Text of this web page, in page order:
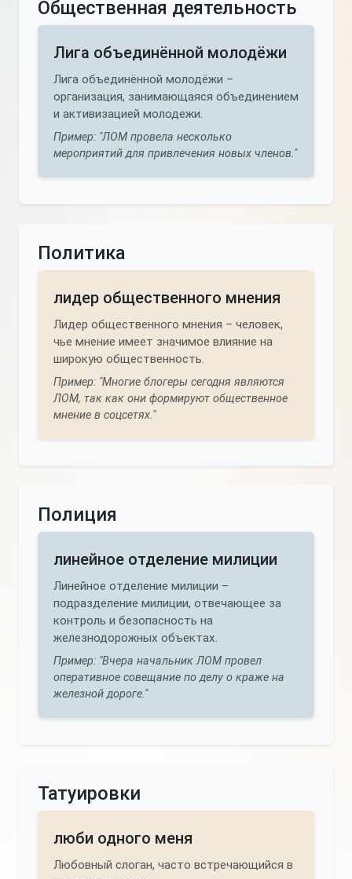
Общественная деятельность
Лига объединённой молодёжи
Лига объединённой молодёжи –
организация, занимающаяся объединением
и активизацией молодежи.
Пример: "ЛОМ провела несколько
мероприятий для привлечения новых членов."
Политика
лидер общественного мнения
Лидер общественного мнения – человек,
чье мнение имеет значимое влияние на
широкую общественность.
Пример: "Многие блогеры сегодня являются
ЛОМ, так как они формируют общественное
мнение в соцсетях."
Полиция
линейное отделение милиции
Линейное отделение милиции –
подразделение милиции, отвечающее за
контроль и безопасность на
железнодорожных объектах.
Пример: "Вчера начальник ЛОМ провел
оперативное совещание по делу о краже на
железной дороге."
Татуировки
люби одного меня
Любовный слоган, часто встречающийся в